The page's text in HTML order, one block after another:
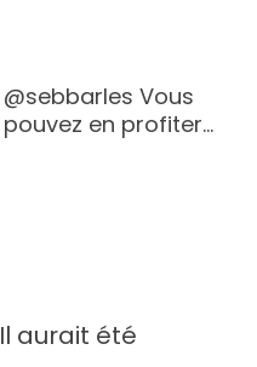
@sebbarles Vous
pouvez en profiter…
Il aurait été